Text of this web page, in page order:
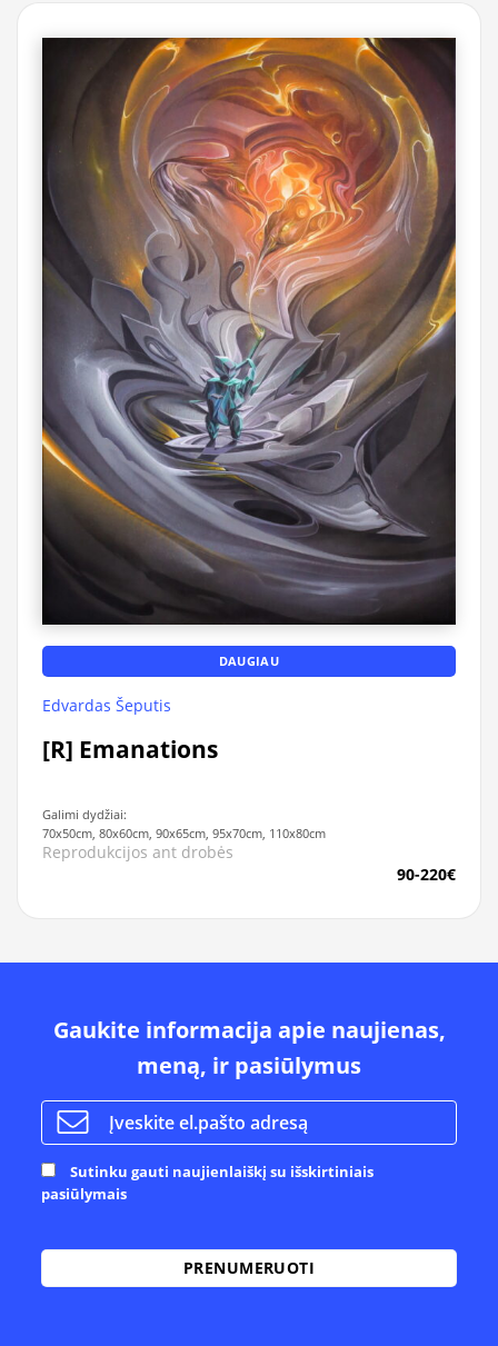
DAUGIAU
Edvardas Šeputis
[R] Emanations
Galimi dydžiai:
70x50cm, 80x60cm, 90x65cm, 95x70cm, 110x80cm
Reprodukcijos ant drobės
90-220€
Gaukite informacija apie naujienas,
meną, ir pasiūlymus
Sutinku gauti naujienlaiškį su išskirtiniais
pasiūlymais